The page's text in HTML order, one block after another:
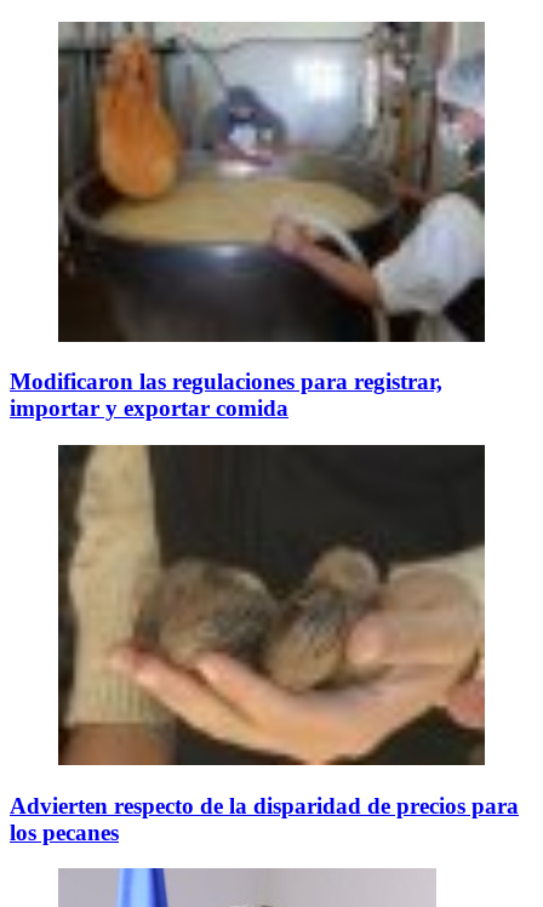
Modificaron las regulaciones para registrar,
importar y exportar comida
Advierten respecto de la disparidad de precios para
los pecanes